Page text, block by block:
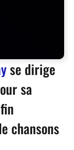
se dirige
sa
chansons